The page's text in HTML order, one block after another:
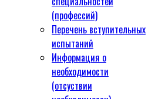
(профессий)
Перечень вступительных
испытаний
Информация о
необходимости
(отсуствии